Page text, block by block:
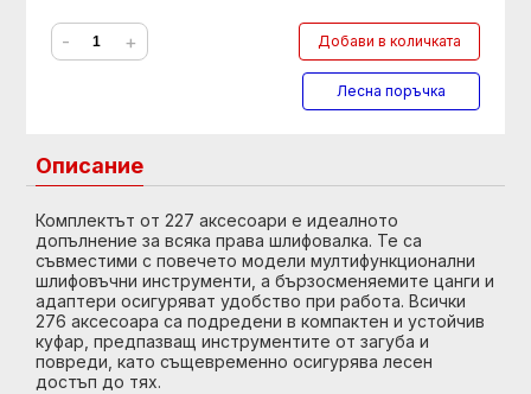
- + Добави в количката
Лесна поръчка
Описание
Комплектът от 227 аксесоари е идеалното
допълнение за всяка права шлифовалка. Те са
съвместими с повечето модели мултифункционални
шлифовъчни инструменти, а бързосменяемите цанги и
адаптери осигуряват удобство при работа. Всички
276 аксесоара са подредени в компактен и устойчив
куфар, предпазващ инструментите от загуба и
повреди, като същевременно осигурява лесен
достъп до тях.